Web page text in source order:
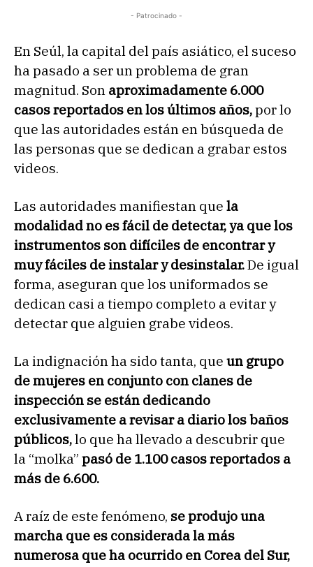
- Patrocinado -
En Seúl, la capital del país asiático, el suceso
ha pasado a ser un problema de gran
magnitud. Son aproximadamente 6.000
casos reportados en los últimos años,por lo
que las autoridades están en búsqueda de
las personas que se dedican a grabar estos
videos.
Las autoridades manifiestan que la
modalidad no es fácil de detectar, ya que los
instrumentos son difíciles de encontrar y
muy fáciles de instalar y desinstalar.De igual
forma, aseguran que los uniformados se
dedican casi a tiempo completo a evitar y
detectar que alguien grabe videos.
La indignación ha sido tanta, que un grupo
de mujeres en conjunto con clanes de
inspección se están dedicando
exclusivamente a revisar a diario los baños
públicos,lo que ha llevado a descubrir que
la “molka” pasó de 1.100 casos reportados a
más de 6.600.
A raíz de este fenómeno, se produjo una
marcha que es considerada la más
numerosa que ha ocurrido en Corea del Sur,